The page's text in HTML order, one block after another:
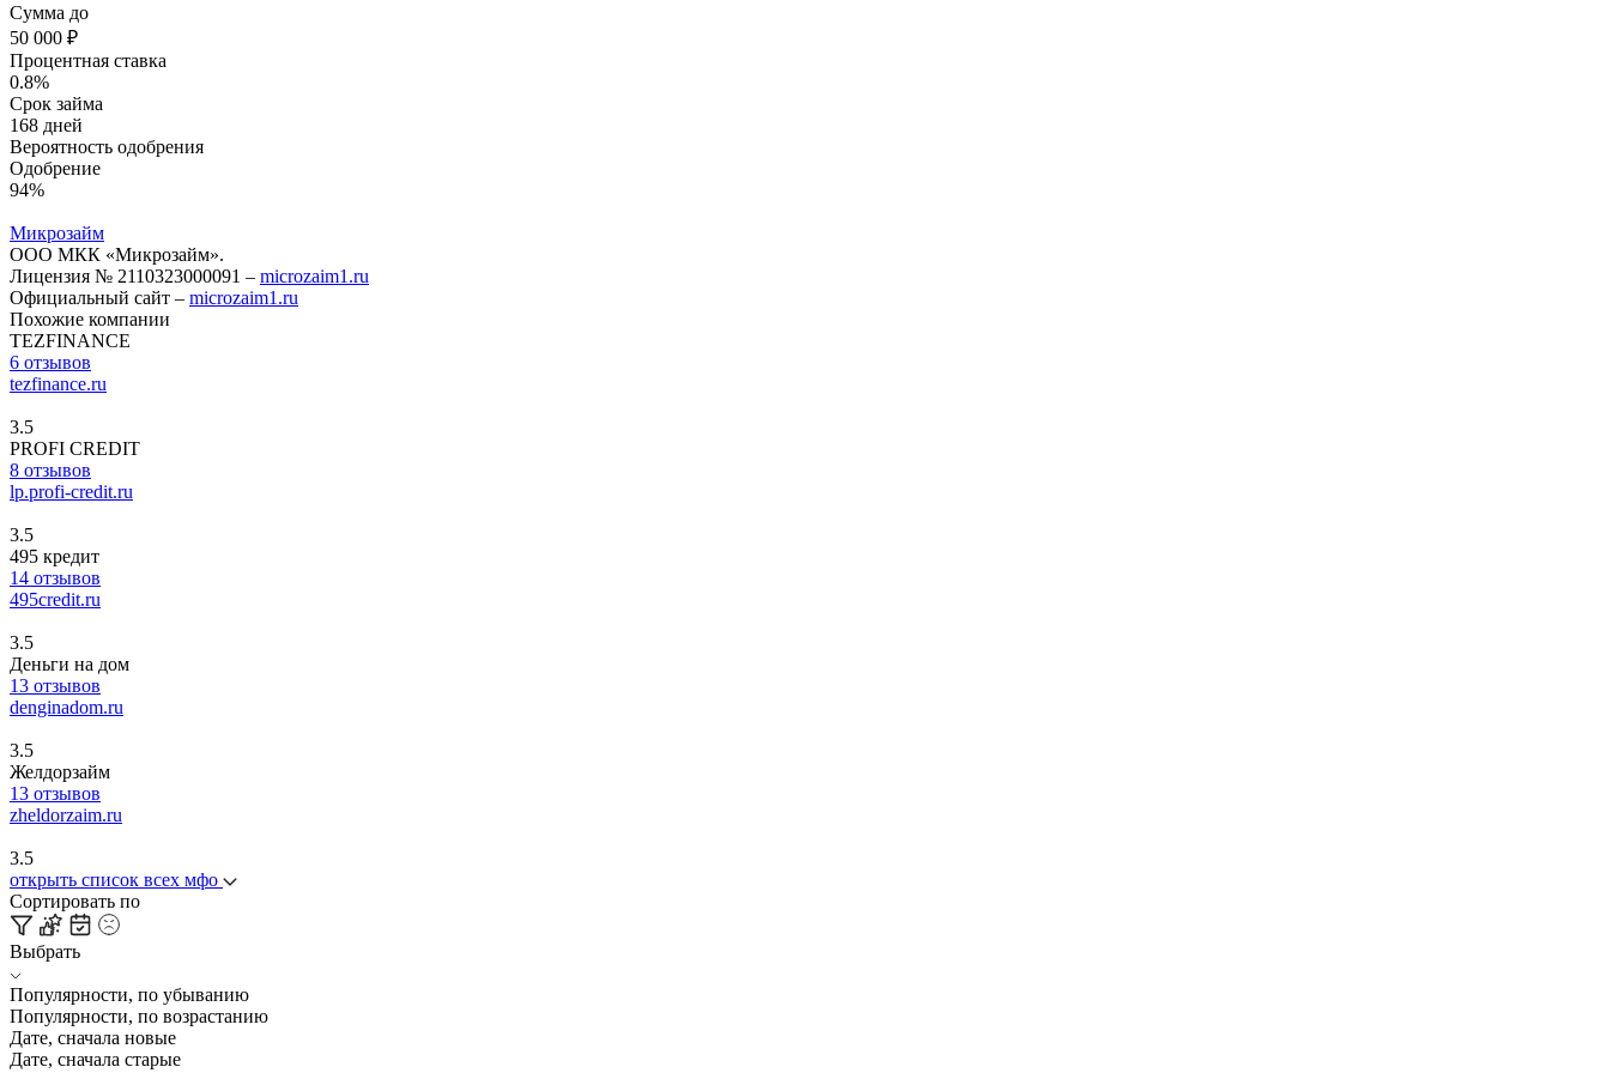
Сумма до
50 000 ₽
Процентная ставка
0.8%
Срок займа
168 дней
Вероятность одобрения
Одобрение
94%
Микрозайм
ООО МКК «Микрозайм».
Лицензия № 2110323000091 – microzaim1.ru
Официальный сайт – microzaim1.ru
Похожие компании
TEZFINANCE
6 отзывов
tezfinance.ru
3.5
PROFI CREDIT
8 отзывов
lp.profi-credit.ru
3.5
495 кредит
14 отзывов
495credit.ru
3.5
Деньги на дом
13 отзывов
denginadom.ru
3.5
Желдорзайм
13 отзывов
zheldorzaim.ru
3.5
открыть список всех мфо
Сортировать по
Выбрать
Популярности, по убыванию
Популярности, по возрастанию
Дате, сначала новые
Дате, сначала старые